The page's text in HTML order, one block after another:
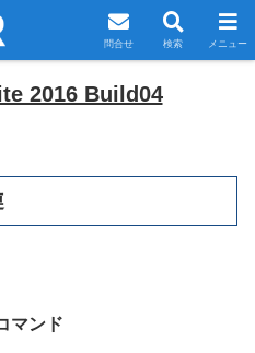
2016 Build04
マンド
問合せ 検索 メニュー